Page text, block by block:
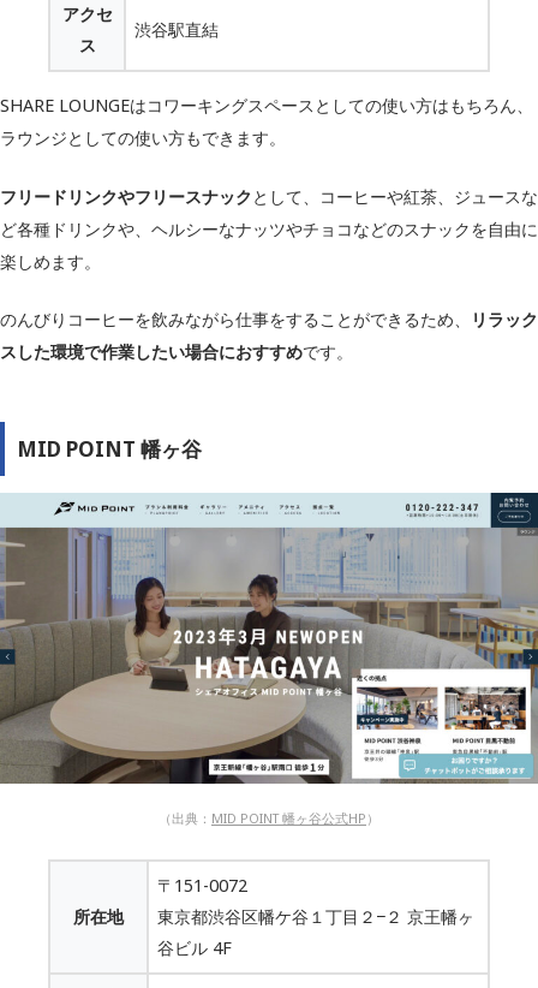
アクセ
ス
渋谷駅直結
SHARE LOUNGEはコワーキングスペースとしての使い方はもちろん、
ラウンジとしての使い方もできます。
フリードリンクやフリースナック として、コーヒーや紅茶、ジュースな
ど各種ドリンクや、ヘルシーなナッツやチョコなどのスナックを自由に
楽しめます。
のんびりコーヒーを飲みながら仕事をすることができるため、
リラック
スした環境で作業したい場合におすすめです。
MID POINT 幡ヶ谷
（出典： MID POINT 幡ヶ谷公式HP ）
所在地
〒151-0072
東京都渋谷区幡ケ谷１丁目２−２ 京王幡ヶ
谷ビル 4F